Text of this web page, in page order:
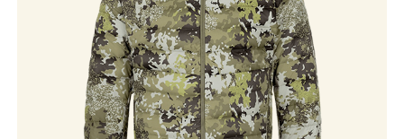
Jaktkläder & skor
Måltavlor